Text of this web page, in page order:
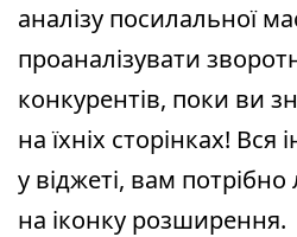
аналізу посилальної
проаналізувати
конкурентів, поки ви
на їхніх сторінках!
у віджеті, вам
на іконку розширення.